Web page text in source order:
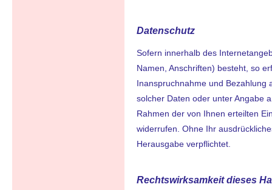
Datenschutz
Sofern innerhalb des
Namen, Anschriften) besteht, so
Inanspruchnahme und Bezahlung
solcher Daten oder unter Angabe
Rahmen der von Ihnen erteilten
widerrufen. Ohne Ihr
Herausgabe verpflichtet.
Rechtswirksamkeit dieses